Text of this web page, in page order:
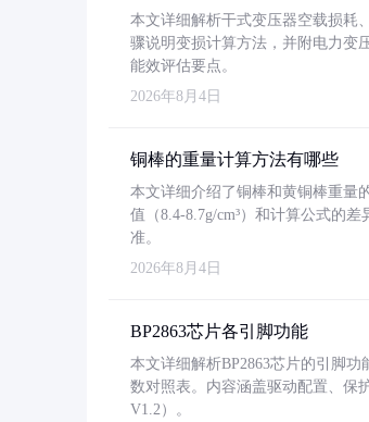
本文详细解析干式变压器空载损耗
骤说明变损计算方法，并附电力变
能效评估要点。
2026年8月4日
铜棒的重量计算方法有哪些
本文详细介绍了铜棒和黄铜棒重量
值（8.4-8.7g/cm³）和计算公式的
准。
2026年8月4日
BP2863芯片各引脚功能
本文详细解析BP2863芯片的引脚
数对照表。内容涵盖驱动配置、保
V1.2）。